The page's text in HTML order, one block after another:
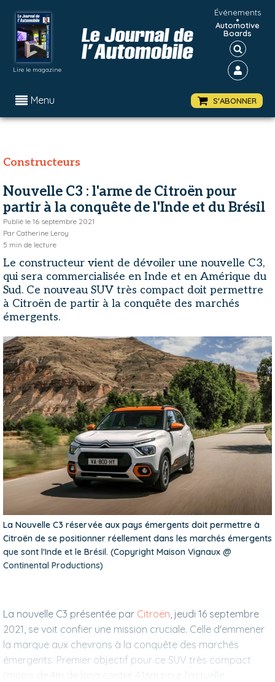
Lire le magazine
Événements
•
Automotive
Boards
Menu S'ABONNER
Constructeurs
Nouvelle C3 : l'arme de Citroën pour
partir à la conquête de l'Inde et du Brésil
Publié le 16 septembre 2021
Par Catherine Leroy
5 min de lecture
Le constructeur vient de dévoiler une nouvelle C3,
qui sera commercialisée en Inde et en Amérique du
Sud. Ce nouveau SUV très compact doit permettre
à Citroën de partir à la conquête des marchés
émergents.
La Nouvelle C3 réservée aux pays émergents doit permettre à
Citroën de se positionner réellement dans les marchés émergents
que sont l'Inde et le Brésil. (Copyright Maison Vignaux @
Continental Productions)
La nouvelle C3 présentée par Citroën , jeudi 16 septembre
2021, se voit confier une mission cruciale. Celle d'emmener
la marque aux chevrons à la conquête des marchés
émergents. Premier objectif pour ce SUV très compact
(moins de 4m de long contre 4,16m pour l'actuelle